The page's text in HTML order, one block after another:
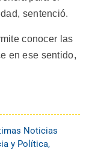
sentenció.
conocer las
en ese sentido,
Noticias
y Política,